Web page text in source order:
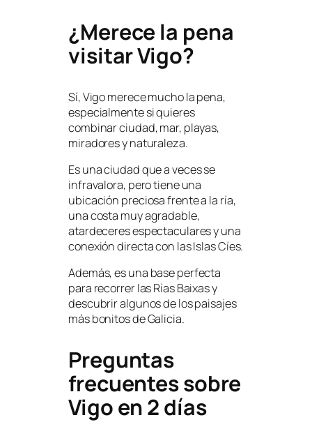
¿Merece la pena
visitar Vigo?
Sí, Vigo merece mucho la pena,
especialmente si quieres
combinar ciudad, mar, playas,
miradores y naturaleza.
Es una ciudad que a veces se
infravalora, pero tiene una
ubicación preciosa frente a la ría,
una costa muy agradable,
atardeceres espectaculares y una
conexión directa con las Islas Cíes.
Además, es una base perfecta
para recorrer las Rías Baixas y
descubrir algunos de los paisajes
más bonitos de Galicia.
Preguntas
frecuentes sobre
Vigo en 2 días